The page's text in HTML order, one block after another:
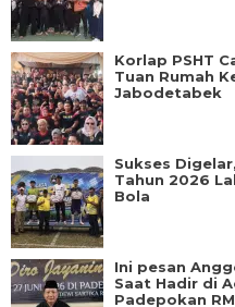
Korlap PSHT
Tuan Rumah
Jabodetabek
Sukses
Tahun 2026
Bola
Ini pesan
Saat Hadir di
Padepokan